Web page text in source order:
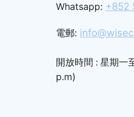
Whatsapp: +852
電郵:
開放時間 : 星期一
p.m)